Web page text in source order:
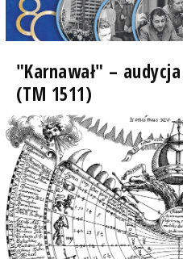
"Karnawał" –
(TM 1511)